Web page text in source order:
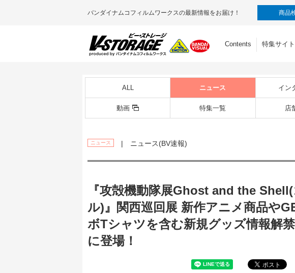
バンダイナムコフィルムワークスの最新情報をお届け！ 商品
Contents 特集サイト
ALL ニュース イン
動画 特集一覧 店
ニュース | ニュース(BV速報)
『攻殻機動隊展Ghost and the
ル)』関西巡回展 新作アニメ商品や
ボTシャツを含む新規グッズ情報解
に登場！